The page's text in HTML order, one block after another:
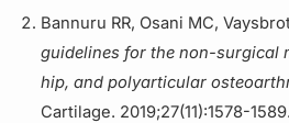
Bannuru RR, Osani MC,
guidelines for the non-surgical
hip, and polyarticular
Cartilage. 2019;27(11):1578-